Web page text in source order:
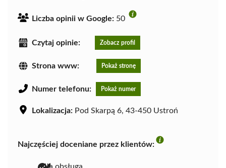
Liczba opinii w Google: 50
Czytaj opinie: Zobacz profil
Strona www: Pokaż stronę
Numer telefonu: Pokaż numer
Lokalizacja: Pod Skarpą 6, 43-450 Ustroń
Najczęściej doceniane przez klientów: